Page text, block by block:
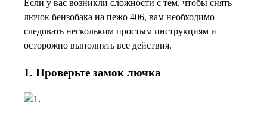
Если у вас возникли сложности с тем, чтобы снять
лючок бензобака на пежо 406, вам необходимо
следовать нескольким простым инструкциям и
осторожно выполнять все действия.
1. Проверьте замок лючка